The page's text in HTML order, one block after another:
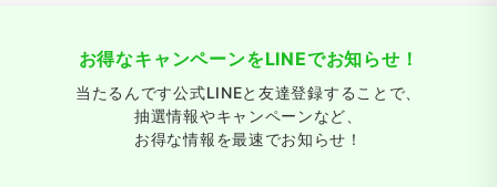
お得なキャンペーンをLINEでお知らせ！
当たるんです公式LINEと友達登録することで、
抽選情報やキャンペーンなど、
お得な情報を最速でお知らせ！